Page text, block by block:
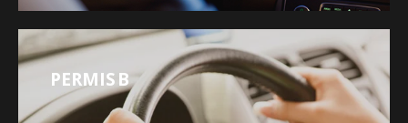
PERMIS B